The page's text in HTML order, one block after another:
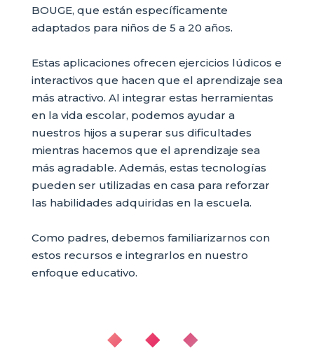
BOUGE, que están específicamente
adaptados para niños de 5 a 20 años.
Estas aplicaciones ofrecen ejercicios lúdicos e
interactivos que hacen que el aprendizaje sea
más atractivo. Al integrar estas herramientas
en la vida escolar, podemos ayudar a
nuestros hijos a superar sus dificultades
mientras hacemos que el aprendizaje sea
más agradable. Además, estas tecnologías
pueden ser utilizadas en casa para reforzar
las habilidades adquiridas en la escuela.
Como padres, debemos familiarizarnos con
estos recursos e integrarlos en nuestro
enfoque educativo.
◆ ◆ ◆